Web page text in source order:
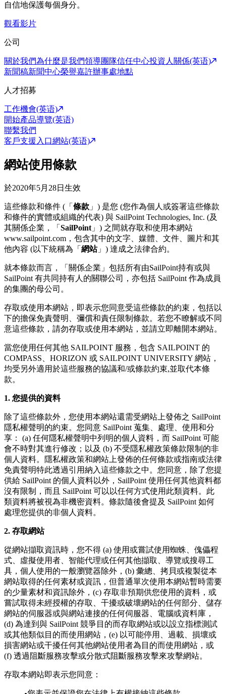
自信地保護每個身分。
觀看影片
公司
關於我們為什麼是我們領導團隊信任中心投資人關係(英语)
新聞稿新聞中心榮譽嘉許辦事處地點
人才招募
工作機會(英语)
開始產品導覽(英语)
聯繫我們
客戶支援入口網站(英语)
網站使用條款
於2020年5月28日生效
這些條款和條件 (「 條款 」) 是您 (您作為個人或簽署這些條款
和條件的實體或組織的代表) 與 SailPoint Technologies, Inc. (及
其關係企業，「 SailPoint 」) 之間就存取和使用本網站
www.sailpoint.com，包含其中的文字、媒體、文件、圖片和其
他內容 (以下統稱為「 網站」) 達成之法律合約。
就本條款而言，「關係企業」包括所有由SailPoint持有或與
SailPoint 有共同持有人的關聯公司，亦包括 SailPoint 作為成員
的集團的母公司。
存取或使用本網站，即表示您同意受這些條款的約束，包括以
下的擔保免責聲明、彌償和責任限制條款。若您不瞭解或不同
意這些條款，請勿存取或使用本網站，並請立即離開本網站。
當您使用任何其他 SAILPOINT 服務，包含 SAILPOINT 的
COMPASS、HORIZON 或 SAILPOINT UNIVERSITY 網站，
均受另外適用於這些服務的協議和/或條款約束,並取代本條
款。
1. 您提供的資料
除了這些條款外，您使用本網站還需受網站上發佈之 SailPoint
隱私權聲明的約束。您同意 SailPoint 蒐集、處理、使用和分
享： (a) 任何隱私權聲明中列明的個人資料，而 SailPoint 可能
會不時對其進行修改；以及 (b) 不受隱私權政策條款限制的非
個人資料。隱私權政策和網站上發佈的任何條款或指南或法律
免責聲明特此透過引用納入這些條款之中。您同意，除了您提
供給 SailPoint 的個人資料以外，SailPoint 使用任何其他資料都
沒有限制，而且 SailPoint 可以以任何方式使用此類資料。此
類資料將被視為非機密資料。條款隨後會提及 SailPoint 如何
處理您提供的非個人資料。
2. 存取網站
從網站擷取資訊時，您不得 (a) 使用或嘗試使用蜘蛛、傀儡程
式、虛擬使用者、智能代理或任何其他擷取、導覽或搜尋工
具，個人使用的一般瀏覽器除外，(b) 彙總、拷貝或複製從本
網站取得的任何素材或資訊，但普通單次使用本網站暫時需要
的少量素材和資訊除外，(c) 存取非預期供您使用的資料，或
嘗試取得未經授權的存取、干擾或破壞網站的任何部分、儲存
網站的伺服器或與網站連接的任何伺服器、電腦或資料庫，
(d) 為達到與 SailPoint 競爭目的而存取網站或以設立指標測試
或其他類似目的而使用網站，(e) 以可能停用、過載、損壞或
損害網站或干擾任何其他網站使用者為目的而使用網站，或
(f) 透過阻斷服務攻擊或分散式阻斷服務攻擊來攻擊網站。
存取本網站即表示您同意：